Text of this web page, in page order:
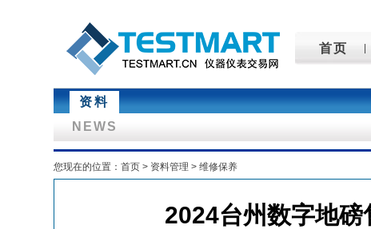
首页
资料
NEWS
您现在的位置： 首页 > 资料管理 > 维修保养
2024台州数字地